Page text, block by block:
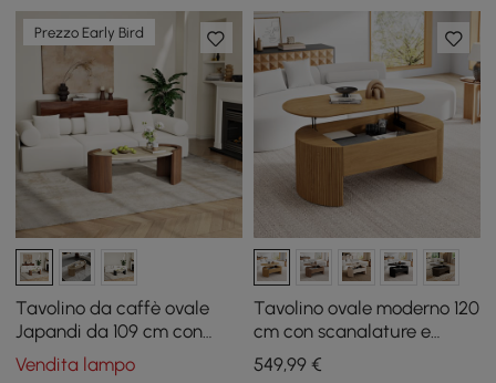
Prezzo Early Bird
Tavolino da caffè ovale
Japandi da 109 cm con
piano in travertino
Vendita lampo
Tavolino ovale moderno 120
cm con scanalature e
piano sollevabile, naturale
549,99€